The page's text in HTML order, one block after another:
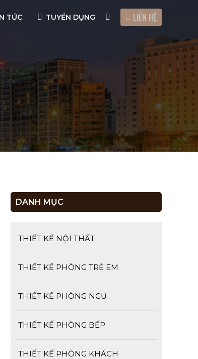
TỨC TUYỂN DỤNG LIÊN HỆ
DANH MỤC
THIẾT KẾ NỘI THẤT
THIẾT KẾ PHÒNG TRẺ EM
THIẾT KẾ PHÒNG NGỦ
THIẾT KẾ PHÒNG BẾP
THIẾT KẾ PHÒNG KHÁCH